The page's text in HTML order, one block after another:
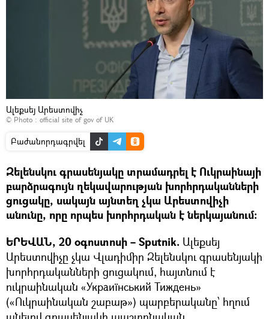
Ալեքսեյ Արեստովիչ
© Photo : official site of gov of UK
Բաժանորդագրվել
Զելենսկու գրասենյակը տրամադրել է Ուկրաինայի
բարձրագույն ղեկավարության խորհրդականների
ցուցակը, սակայն այնտեղ չկա Արեստովիչի
անունը, որը որպես խորհրդական է ներկայանում։
ԵՐԵՎԱՆ, 20 օգոստոսի – Sputnik. Ալեքսեյ
Արեստովիչը չկա Վլադիմիր Զելենսկու գրասենյակի
խորհրդականների ցուցակում, հայտնում է
ուկրաինական «Украиїнський Тиждень»
(«Ուկրաինական շաբաթ») պարբերականը՝ հղում